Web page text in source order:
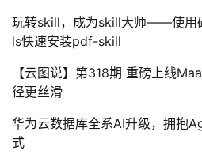
玩转skill，成为skill大师——使用
ls快速安装pdf-skill
【云图说】第318期 重磅上线
径更丝滑
华为云数据库全系AI升级，拥抱
式